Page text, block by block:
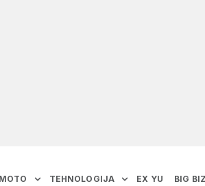
TEHNOLOGIJA EX YU BIG